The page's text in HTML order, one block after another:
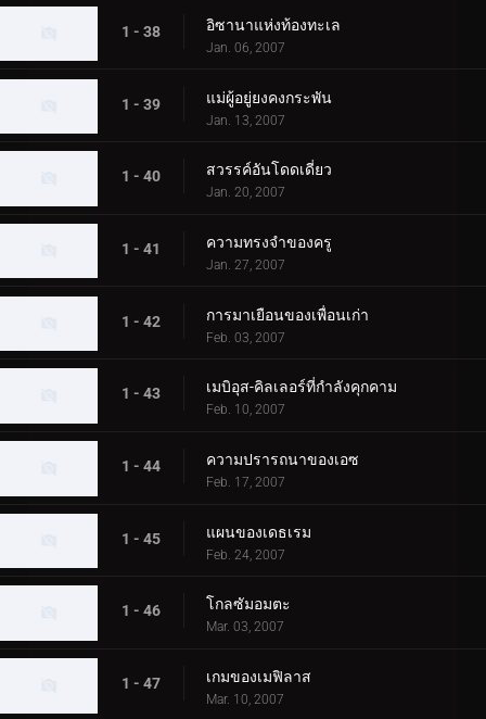
1 - 38 อิซานาแห่งท้องทะเล
Jan. 06, 2007
1 - 39 แม่ผู้อยู่ยงคงกระพัน
Jan. 13, 2007
1 - 40 สวรรค์อันโดดเดี่ยว
Jan. 20, 2007
1 - 41 ความทรงจำของครู
Jan. 27, 2007
1 - 42 การมาเยือนของเพื่อนเก่า
Feb. 03, 2007
1 - 43 เมบิอุส-คิลเลอร์ที่กำลังคุกคาม
Feb. 10, 2007
1 - 44 ความปรารถนาของเอซ
Feb. 17, 2007
1 - 45 แผนของเดธเรม
Feb. 24, 2007
1 - 46 โกลซัมอมตะ
Mar. 03, 2007
1 - 47 เกมของเมฟิลาส
Mar. 10, 2007